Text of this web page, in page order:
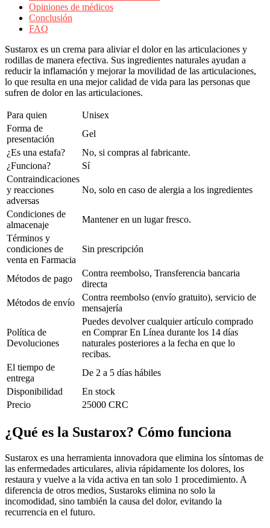
Opiniones de médicos
Conclusión
FAQ
Sustarox es un crema para aliviar el dolor en las articulaciones y
rodillas de manera efectiva. Sus ingredientes naturales ayudan a
reducir la inflamación y mejorar la movilidad de las articulaciones,
lo que resulta en una mejor calidad de vida para las personas que
sufren de dolor en las articulaciones.
Para quien
Unisex
Forma de
presentación
Gel
¿Es una estafa?
No, si compras al fabricante.
¿Funciona?
Sí
Contraindicaciones
y reacciones
adversas
No, solo en caso de alergia a los ingredientes
Condiciones de
almacenaje
Mantener en un lugar fresco.
Términos y
condiciones de
venta en Farmacia
Sin prescripción
Métodos de pago
Contra reembolso, Transferencia bancaria
directa
Métodos de envío
Contra reembolso (envío gratuito), servicio de
mensajería
Política de
Devoluciones
Puedes devolver cualquier artículo comprado
en Comprar En Línea durante los 14 días
naturales posteriores a la fecha en que lo
recibas.
El tiempo de
entrega
De 2 a 5 días hábiles
Disponibilidad
En stock
Precio
25000 CRC
¿Qué es la Sustarox? Cómo funciona
Sustarox es una herramienta innovadora que elimina los síntomas de
las enfermedades articulares, alivia rápidamente los dolores, los
restaura y vuelve a la vida activa en tan solo 1 procedimiento. A
diferencia de otros medios, Sustaroks elimina no solo la
incomodidad, sino también la causa del dolor, evitando la
recurrencia en el futuro.